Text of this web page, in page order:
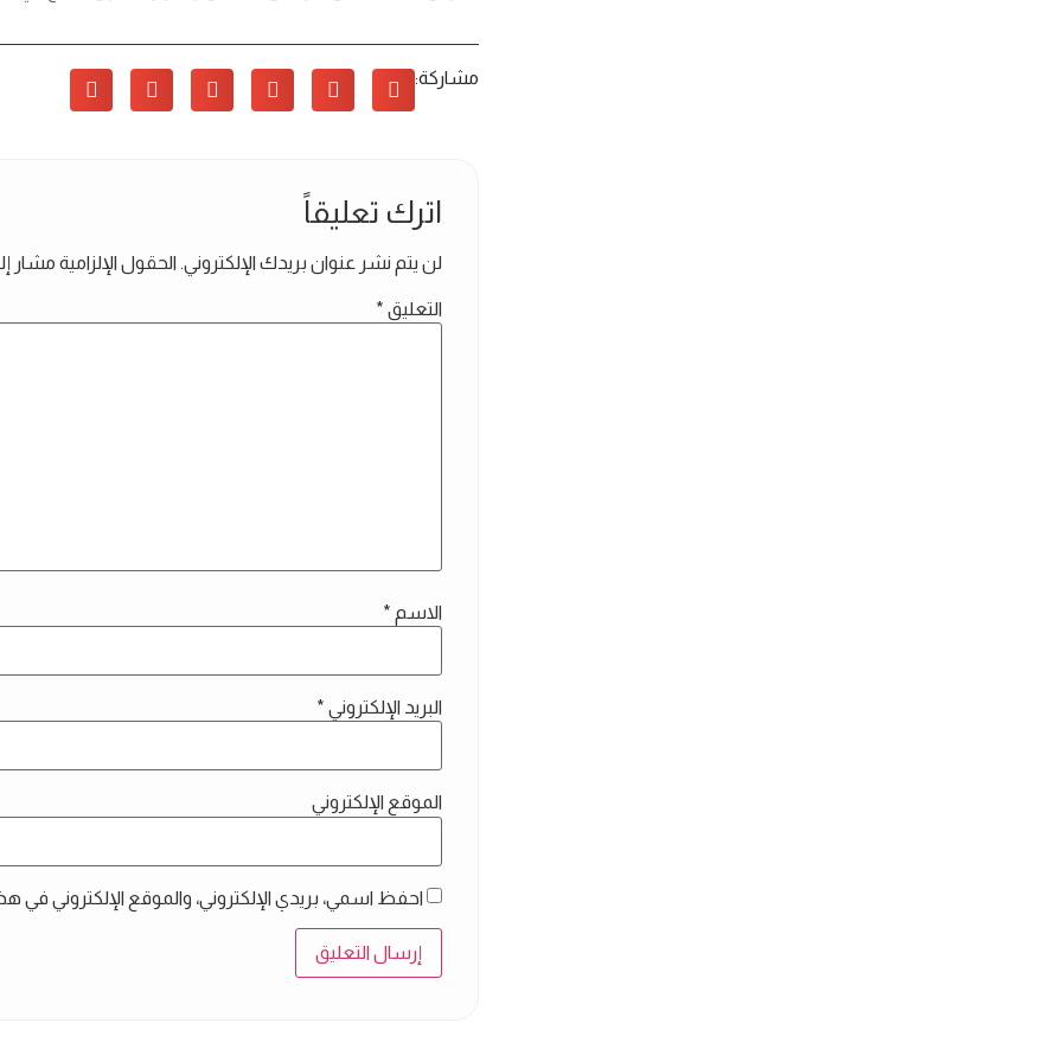
مشاركة:
اترك تعليقاً
لن يتم نشر عنوان بريدك الإلكتروني. الحقول الإلزامية مشار
التعليق *
الاسم *
البريد الإلكتروني *
الموقع الإلكتروني
احفظ اسمي، بريدي الإلكتروني، والموقع الإلكتروني في